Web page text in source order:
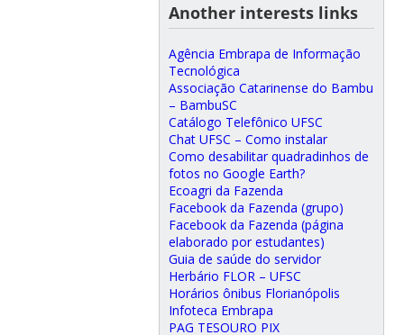
Another interests links
Agência Embrapa de Informação
Tecnológica
Associação Catarinense do Bambu
– BambuSC
Catálogo Telefônico UFSC
Chat UFSC – Como instalar
Como desabilitar quadradinhos de
fotos no Google Earth?
Ecoagri da Fazenda
Facebook da Fazenda (grupo)
Facebook da Fazenda (página
elaborado por estudantes)
Guia de saúde do servidor
Herbário FLOR – UFSC
Horários ônibus Florianópolis
Infoteca Embrapa
PAG TESOURO PIX